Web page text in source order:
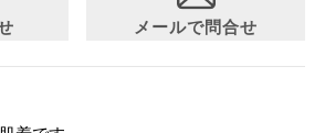
メールで問合せ